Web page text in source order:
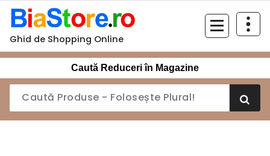
Sari
conținut
Ghid de Shopping Online
Caută Reduceri în Magazine